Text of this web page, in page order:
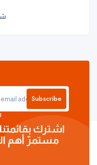
Subscribe
اشترك
مستمرّ أهم